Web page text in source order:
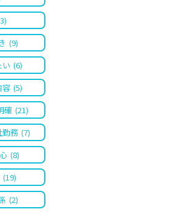
(9)
(6)
容 (5)
確 (21)
勤務 (7)
(8)
(19)
(2)